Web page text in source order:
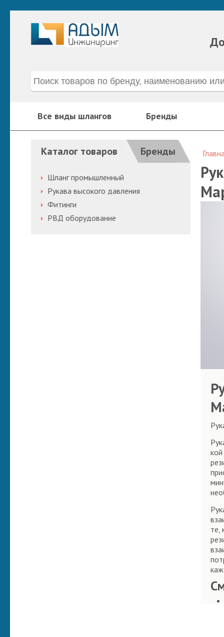
Все виды шлангов Бренды
Каталог товаров Бренды
Шланг промышленный
Рукава высокого давления
Фитинги
РВД оборудование
те,